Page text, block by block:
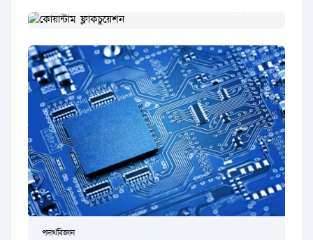
১৬ নভেম্বর ২০২২
পদার্থবিজ্ঞান